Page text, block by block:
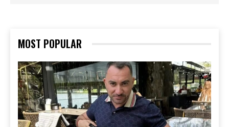
MOST POPULAR